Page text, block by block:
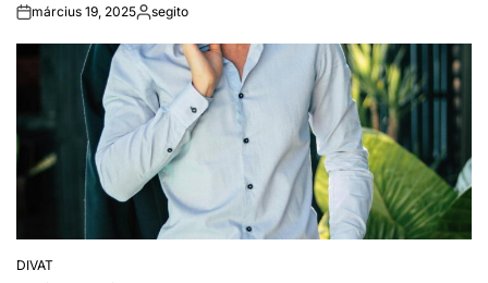
onmárcius 19, 2025Posted
segito
POSTED
DIVAT